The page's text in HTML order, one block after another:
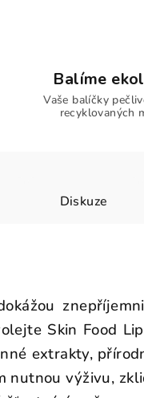
Balíme
Vaše balíčky
recyklovaných
Diskuze
Skin Food
extrakty,
nutnou výživu,